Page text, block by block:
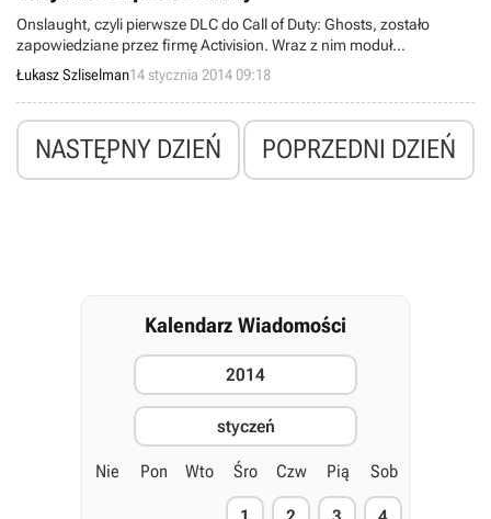
Onslaught, czyli pierwsze DLC do Call of Duty: Ghosts, zostało
zapowiedziane przez firmę Activision. Wraz z nim moduł
wieloosobowy rozszerzy się o cztery nowe mapy, dodatkowy karabin
oraz fabularną mini-kampanię dla trybu Extinction. Rozszerzenie
zadebiutuje 28 stycznia na konsolach Xbox 360 i Xbox One.
Łukasz Szliselman14 stycznia 2014 09:18
NASTĘPNY DZIEŃ POPRZEDNI DZIEŃ
Kalendarz Wiadomości
2014
styczeń
Nie Pon Wto Śro Czw Pią Sob